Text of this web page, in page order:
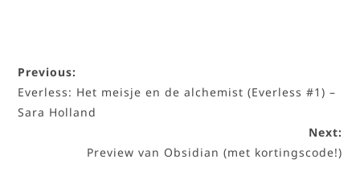
Previous:
Everless: Het meisje en de alchemist (Everless #1) –
Sara Holland
Next:
Preview van Obsidian (met kortingscode!)